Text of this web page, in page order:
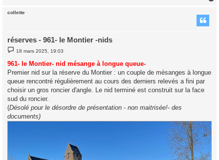
collette
réserves - 961- le Montier -nids
M
e
s
s
a
e
18 mars 2025, 19:03
961- le Montier- nid mésange à longue queue-
Premier nid sur la réserve du Montier : un couple de mésanges à longue
queue rencontré régulièrement au cours des derniers relevés a fini par
choisir un gros roncier d'angle. Le nid terminé est construit sur la face
sud du roncier.
(Désolé pour le désordre de présentation - non maitrisée!- des
documents)